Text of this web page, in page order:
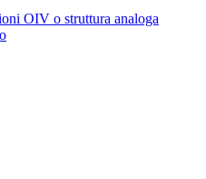
OIV o struttura analoga